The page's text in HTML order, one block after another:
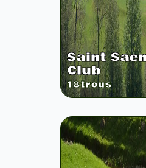
Saint
Club
18trous